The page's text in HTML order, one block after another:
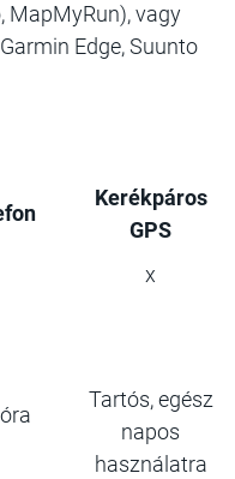
MapMyRun), vagy
Edge, Suunto
Kerékpáros
GPS
x
Tartós, egész
napos
használatra